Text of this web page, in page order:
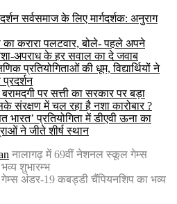
सर्वसमाज के लिए मार्गदर्शक: अनुराग
का करारा पलटवार, बोले- पहले अपने
अपराध के हर सवाल का दे जवाब
प्रतियोगिताओं की धूम, विद्यार्थियों ने
प्रदर्शन
पर सत्ती का सरकार पर बड़ा
में चल रहा है नशा कारोबार ?
भारत’ प्रतियोगिता में डीएवी ऊना का
ने जीते शीर्ष स्थान
नालागढ़ में 69वीं नेशनल स्कूल गेम्स
शुभारम्भ